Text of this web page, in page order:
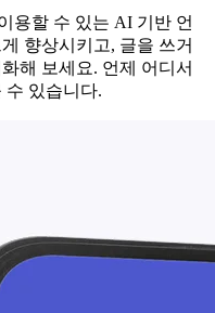
용할 수 있는 AI 기반 언
향상시키고, 글을 쓰거
해 보세요. 언제 어디서
수 있습니다.